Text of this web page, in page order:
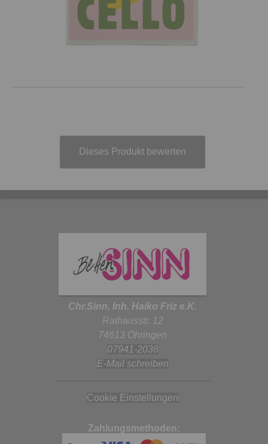
Dieses Produkt bewerten
Chr.Sinn, Inh. Haiko Friz e.K.
Rathausstr. 12
74613 Öhringen
07941-2036
E-Mail schreiben
Cookie Einstellungen
Zahlungsmethoden: